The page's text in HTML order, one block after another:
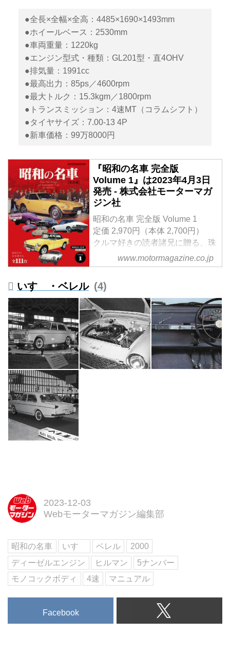
●全長×全幅×全高：4485×1690×1493mm
●ホイールベース：2530mm
●車両重量：1220kg
●エンジン型式・種類：GL201型・直4OHV
●排気量：1991cc
●最高出力：85ps／4600rpm
●最大トルク：15.3kgm／1800rpm
●トランスミッション：4速MT（コラムシフト）
●タイヤサイズ：7.00-13 4P
●新車価格：99万8000円
『昭和の名車 完全版
Volume 1』は2023年4月3日
発売 - 株式会社モーターマガ
ジン社
昭和の名車 完全版 Volume 1
定価 2,970円（本体 2,700円）
クルマ好きの読者諸兄に贈る、珠
玉の名車アルバム。
Vol.1では、昭和30（1955）年か
名車を解説。
試し読み
＜内容紹介＞
現在、40- 60代、そして70代の
「昭和」を生きてきたクルマ好き
の読者諸兄に贈る、珠玉の名車ア
ルバム。
www.motormagazine.co.jp
いすゞ・ベレル 4
2023-12-03
Webモーターマガジン編集部
昭和の名車 いすゞ ベレル
2000
ディーゼルエンジン
ヒルマン
5ナンバー
モノコックボディ
4速 マニュアル
Facebook